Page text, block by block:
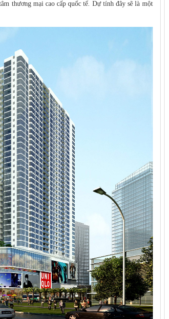
thương mại cao cấp quốc tế. Dự tính đây sẽ là một